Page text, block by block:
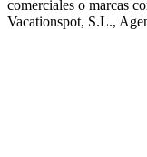
comerciales o marcas
Vacationspot, S.L.,